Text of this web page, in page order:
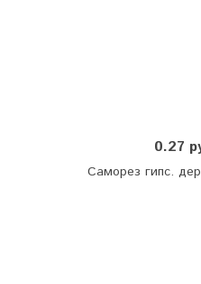
0.27
Саморез гипс.